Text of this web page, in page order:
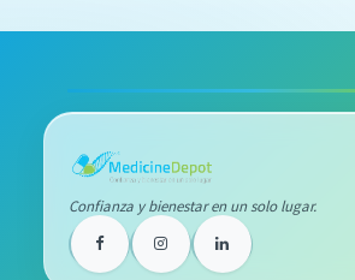
Confianza y bienestar en un solo lugar.